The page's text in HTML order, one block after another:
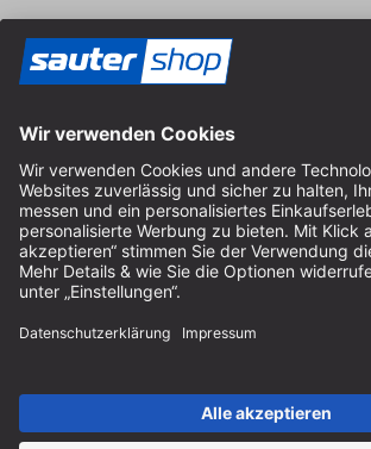
Impressum
AGB
Datenschutz
Cookie-Einstellungen
© 2026 sauter GmbH
* kostenloser Versand ab 150 Euro Bestellwert
Deutschlands für die Standard-Paketgrößen -
Sperrgut und Fracht